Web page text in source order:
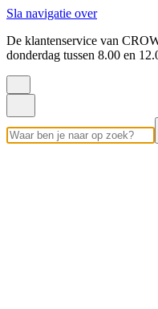
Sla navigatie over
De klantenservice van
donderdag tussen 8.00 en